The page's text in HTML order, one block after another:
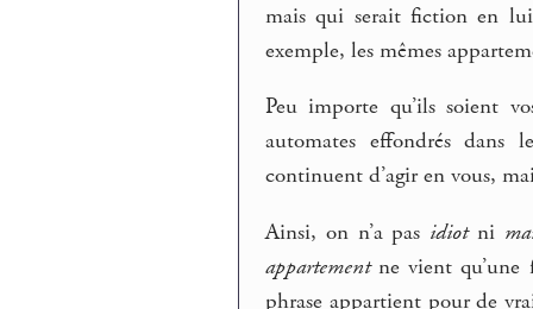
mais qui serait fiction en
exemple, les mêmes
Peu importe qu’ils soient
automates effondrés dans
continuent d’agir en vous,
Ainsi, on n’a pas idiotni
appartementne vient qu’une
phrase appartient pour de